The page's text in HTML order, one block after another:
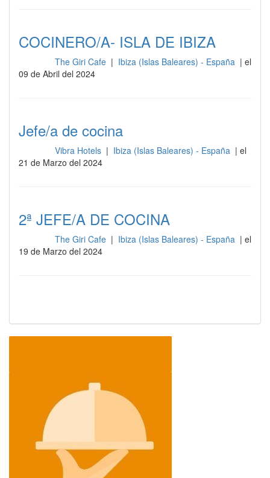
COCINERO/A- ISLA DE IBIZA
The Giri Cafe | Ibiza (Islas Baleares) - España | el
09 de Abril del 2024
Jefe/a de cocina
Vibra Hotels | Ibiza (Islas Baleares) - España | el
21 de Marzo del 2024
2ª JEFE/A DE COCINA
The Giri Cafe | Ibiza (Islas Baleares) - España | el
19 de Marzo del 2024